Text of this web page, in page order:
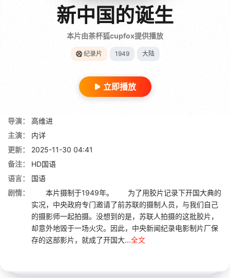
新中国的诞生
本片由茶杯狐cupfox提供播放
纪录片 1949 大陆
立即播放
导演：
高维进
主演：
内详
更新：
2025-11-30 04:41
备注：
HD国语
语言：
国语
剧情：
本片摄制于1949年。 为了用胶片记录下开国大典的
实况，中央政府专门邀请了前苏联的摄制人员，与我们自己
的摄影师一起拍摄。没想到的是，苏联人拍摄的这批胶片，
却意外地毁于一场火灾。因此，中央新闻纪录电影制片厂保
存的这部影片，就成了开国大...全文